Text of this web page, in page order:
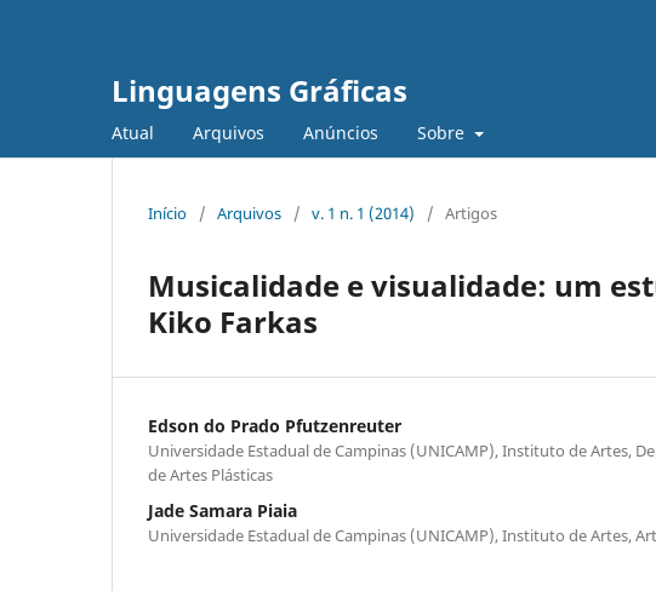
Linguagens Gráficas
Atual Arquivos Anúncios Sobre
Início / Arquivos / v. 1 n. 1 (2014) / Artigos
Musicalidade e visualidade: um
Kiko Farkas
Edson do Prado Pfutzenreuter
Universidade Estadual de Campinas (UNICAMP), Instituto de Artes,
de Artes Plásticas
Jade Samara Piaia
Universidade Estadual de Campinas (UNICAMP), Instituto de Artes,